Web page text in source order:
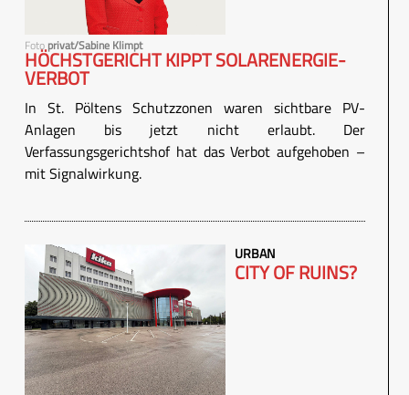
Foto privat/Sabine Klimpt
HÖCHSTGERICHT KIPPT SOLARENERGIE-
VERBOT
In St. Pöltens Schutzzonen waren sichtbare PV-
Anlagen bis jetzt nicht erlaubt. Der
Verfassungsgerichtshof hat das Verbot aufgehoben –
mit Signalwirkung.
URBAN
CITY OF RUINS?